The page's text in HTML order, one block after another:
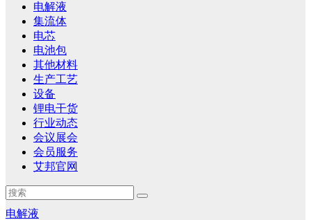
电解液
集流体
电芯
电池包
其他材料
生产工艺
设备
锂电干货
行业动态
会议展会
会员服务
艾邦官网
电解液